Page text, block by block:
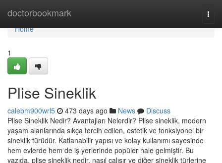
doctorbookmark
Home
Home
1
Plise Sineklik
calebm900wrl5 473 days ago News
Discuss
Plise Sineklik Nedir? Avantajları Nelerdir? Plise sineklik, modern
yaşam alanlarında sıkça tercih edilen, estetik ve fonksiyonel bir
sineklik türüdür. Katlanabilir yapısı ve kolay kullanımı sayesinde
hem evlerde hem de iş yerlerinde popüler hale gelmiştir. Bu
yazıda, plise sineklik nedir, nasıl çalışır ve diğer sineklik türlerine